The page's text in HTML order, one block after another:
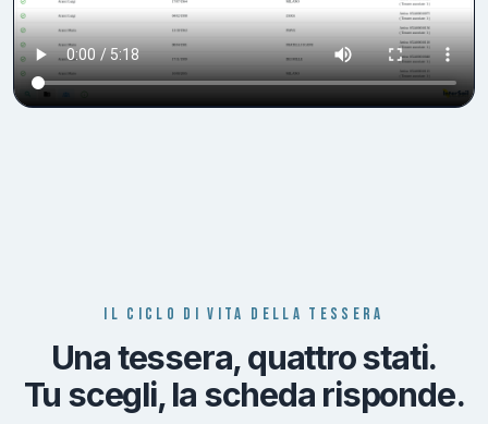
IL CICLO DI VITA DELLA TESSERA
Una tessera, quattro stati.
Tu scegli, la scheda risponde.